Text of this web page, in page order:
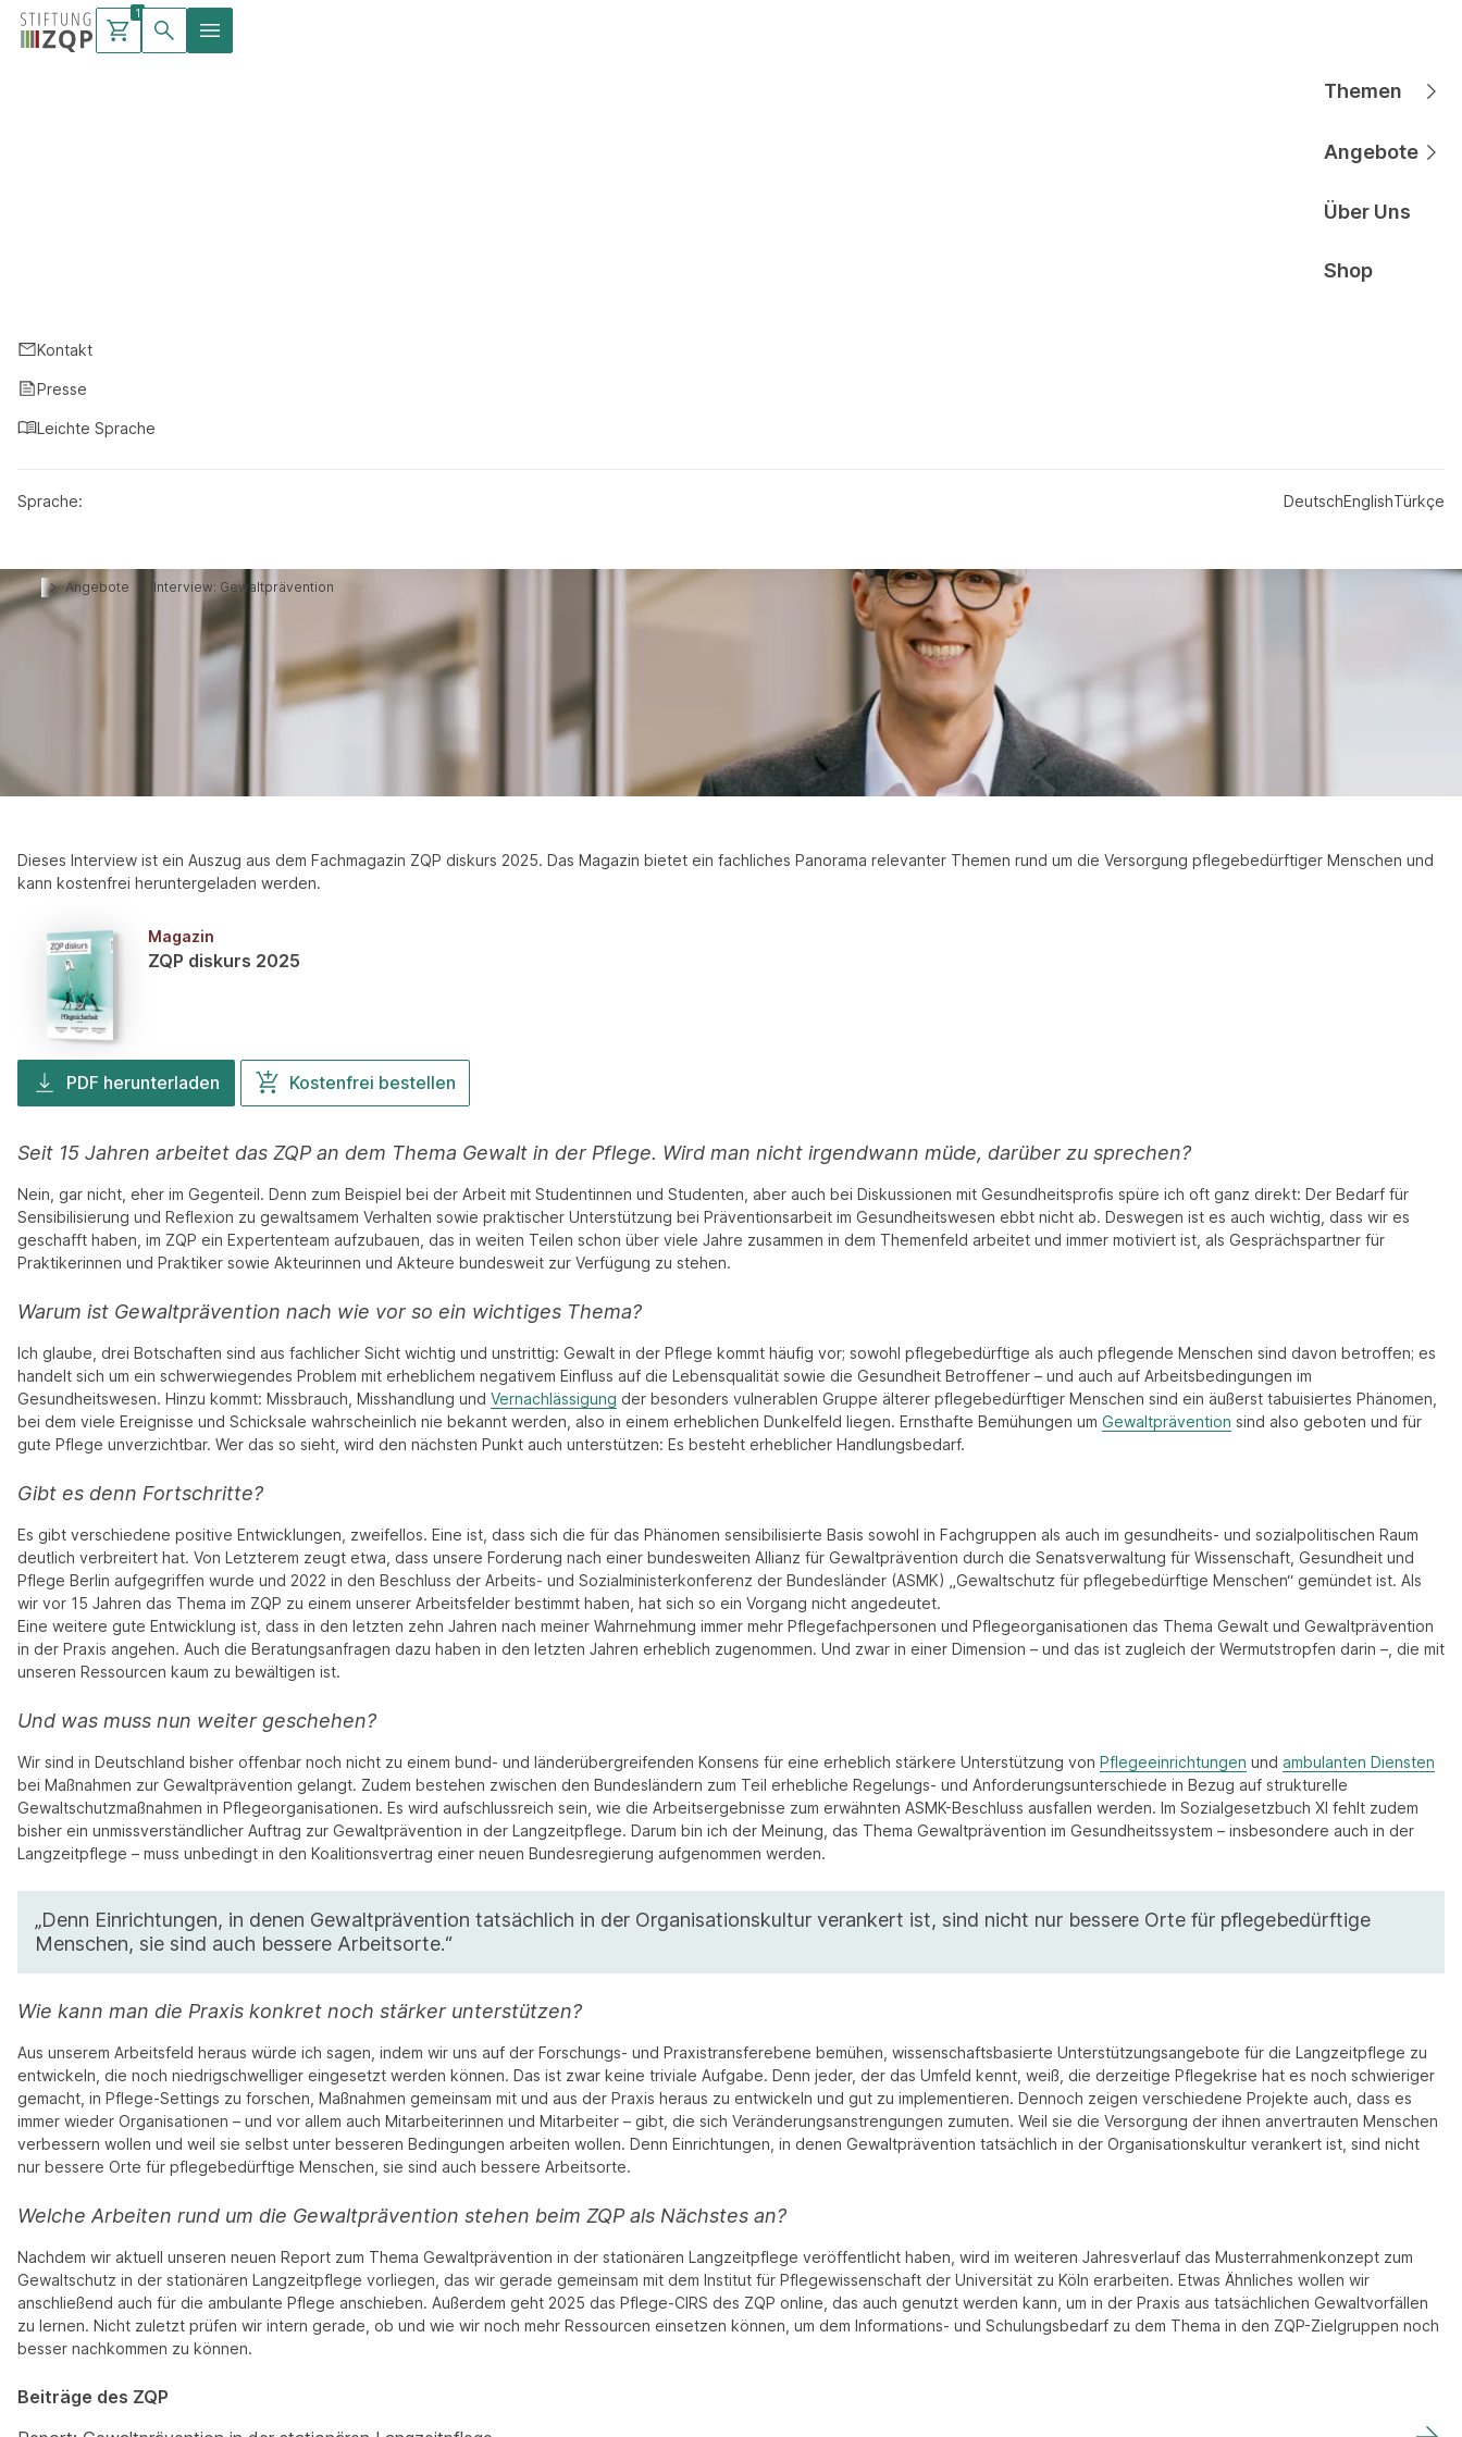
Sprache: DeutschEnglishTürkçe
Kontakt
Presse
Leichte Sprache
Themen
Angebote
Über Uns
Shop
Warenkorb
mit
1
Waren
Angebote Interview: Gewaltprävention
Gewaltprävention ist für gute Pflege unverzichtbar
Prof. Dr. Ralf Suhr ist Vorstandsvorsitzender des ZQP. Das Thema Gewaltprävention im Zusammenhang mit Alter und Pflegebedürftigkeit gehört zu seinen Arbeitsschwerpunkten. Er lehrt unter
Dieses Interview ist ein Auszug aus dem Fachmagazin ZQP diskurs 2025. Das Magazin bietet ein fachliches Panorama relevanter Themen rund um die Versorgung pflegebedürftiger Menschen und
kann kostenfrei heruntergeladen werden.
Magazin
ZQP diskurs 2025
PDF herunterladen Kostenfrei bestellen
Seit 15 Jahren arbeitet das ZQP an dem Thema Gewalt in der Pflege. Wird man nicht irgendwann müde, darüber zu sprechen?
Nein, gar nicht, eher im Gegenteil. Denn zum Beispiel bei der Arbeit mit Studentinnen und Studenten, aber auch bei Diskussionen mit Gesundheitsprofis spüre ich oft ganz direkt: Der Bedarf für
Sensibilisierung und Reflexion zu gewaltsamem Verhalten sowie praktischer Unterstützung bei Präventionsarbeit im Gesundheitswesen ebbt nicht ab. Deswegen ist es auch wichtig, dass wir es
geschafft haben, im ZQP ein Expertenteam aufzubauen, das in weiten Teilen schon über viele Jahre zusammen in dem Themenfeld arbeitet und immer motiviert ist, als Gesprächspartner für
Praktikerinnen und Praktiker sowie Akteurinnen und Akteure bundesweit zur Verfügung zu stehen.
Warum ist Gewaltprävention nach wie vor so ein wichtiges Thema?
Ich glaube, drei Botschaften sind aus fachlicher Sicht wichtig und unstrittig: Gewalt in der Pflege kommt häufig vor; sowohl pflegebedürftige als auch pflegende Menschen sind davon betroffen; es
handelt sich um ein schwerwiegendes Problem mit erheblichem negativem Einfluss auf die Lebensqualität sowie die Gesundheit Betroffener – und auch auf Arbeitsbedingungen im
Gesundheitswesen. Hinzu kommt: Missbrauch, Misshandlung und Vernachlässigung der besonders vulnerablen Gruppe älterer pflegebedürftiger Menschen sind ein äußerst tabuisiertes Phänomen,
bei dem viele Ereignisse und Schicksale wahrscheinlich nie bekannt werden, also in einem erheblichen Dunkelfeld liegen. Ernsthafte Bemühungen um Gewaltprävention sind also geboten und für
gute Pflege unverzichtbar. Wer das so sieht, wird den nächsten Punkt auch unterstützen: Es besteht erheblicher Handlungsbedarf.
Gibt es denn Fortschritte?
Es gibt verschiedene positive Entwicklungen, zweifellos. Eine ist, dass sich die für das Phänomen sensibilisierte Basis sowohl in Fachgruppen als auch im gesundheits- und sozialpolitischen Raum
deutlich verbreitert hat. Von Letzterem zeugt etwa, dass unsere Forderung nach einer bundesweiten Allianz für Gewaltprävention durch die Senatsverwaltung für Wissenschaft, Gesundheit und
Pflege Berlin aufgegriffen wurde und 2022 in den Beschluss der Arbeits- und Sozialministerkonferenz der Bundesländer (ASMK) „Gewaltschutz für pflegebedürftige Menschen“ gemündet ist. Als
wir vor 15 Jahren das Thema im ZQP zu einem unserer Arbeitsfelder bestimmt haben, hat sich so ein Vorgang nicht angedeutet.
Eine weitere gute Entwicklung ist, dass in den letzten zehn Jahren nach meiner Wahrnehmung immer mehr Pflegefachpersonen und Pflegeorganisationen das Thema Gewalt und Gewaltprävention
in der Praxis angehen. Auch die Beratungsanfragen dazu haben in den letzten Jahren erheblich zugenommen. Und zwar in einer Dimension – und das ist zugleich der Wermutstropfen darin –, die mit
unseren Ressourcen kaum zu bewältigen ist.
Und was muss nun weiter geschehen?
Wir sind in Deutschland bisher offenbar noch nicht zu einem bund- und länderübergreifenden Konsens für eine erheblich stärkere Unterstützung von Pflegeeinrichtungen und ambulanten Diensten
bei Maßnahmen zur Gewaltprävention gelangt. Zudem bestehen zwischen den Bundesländern zum Teil erhebliche Regelungs- und Anforderungsunterschiede in Bezug auf strukturelle
Gewaltschutzmaßnahmen in Pflegeorganisationen. Es wird aufschlussreich sein, wie die Arbeitsergebnisse zum erwähnten ASMK-Beschluss ausfallen werden. Im Sozialgesetzbuch XI fehlt zudem
bisher ein unmissverständlicher Auftrag zur Gewaltprävention in der Langzeitpflege. Darum bin ich der Meinung, das Thema Gewaltprävention im Gesundheitssystem – insbesondere auch in der
Langzeitpflege – muss unbedingt in den Koalitionsvertrag einer neuen Bundesregierung aufgenommen werden.
„Denn Einrichtungen, in denen Gewaltprävention tatsächlich in der Organisationskultur verankert ist, sind nicht nur bessere Orte für pflegebedürftige
Menschen, sie sind auch bessere Arbeitsorte.“
Wie kann man die Praxis konkret noch stärker unterstützen?
Aus unserem Arbeitsfeld heraus würde ich sagen, indem wir uns auf der Forschungs- und Praxistransferebene bemühen, wissenschaftsbasierte Unterstützungsangebote für die Langzeitpflege zu
entwickeln, die noch niedrigschwelliger eingesetzt werden können. Das ist zwar keine triviale Aufgabe. Denn jeder, der das Umfeld kennt, weiß, die derzeitige Pflegekrise hat es noch schwieriger
gemacht, in Pflege-Settings zu forschen, Maßnahmen gemeinsam mit und aus der Praxis heraus zu entwickeln und gut zu implementieren. Dennoch zeigen verschiedene Projekte auch, dass es
immer wieder Organisationen – und vor allem auch Mitarbeiterinnen und Mitarbeiter – gibt, die sich Veränderungsanstrengungen zumuten. Weil sie die Versorgung der ihnen anvertrauten Menschen
verbessern wollen und weil sie selbst unter besseren Bedingungen arbeiten wollen. Denn Einrichtungen, in denen Gewaltprävention tatsächlich in der Organisationskultur verankert ist, sind nicht
nur bessere Orte für pflegebedürftige Menschen, sie sind auch bessere Arbeitsorte.
Welche Arbeiten rund um die Gewaltprävention stehen beim ZQP als Nächstes an?
Nachdem wir aktuell unseren neuen Report zum Thema Gewaltprävention in der stationären Langzeitpflege veröffentlicht haben, wird im weiteren Jahresverlauf das Musterrahmenkonzept zum
Gewaltschutz in der stationären Langzeitpflege vorliegen, das wir gerade gemeinsam mit dem Institut für Pflegewissenschaft der Universität zu Köln erarbeiten. Etwas Ähnliches wollen wir
anschließend auch für die ambulante Pflege anschieben. Außerdem geht 2025 das Pflege-CIRS des ZQP online, das auch genutzt werden kann, um in der Praxis aus tatsächlichen Gewaltvorfällen
zu lernen. Nicht zuletzt prüfen wir intern gerade, ob und wie wir noch mehr Ressourcen einsetzen können, um dem Informations- und Schulungsbedarf zu dem Thema in den ZQP-Zielgruppen noch
besser nachkommen zu können.
Beiträge des ZQP